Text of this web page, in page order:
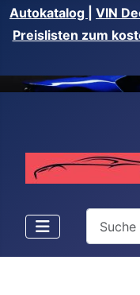
Autokatalog VIN
Preislisten zum